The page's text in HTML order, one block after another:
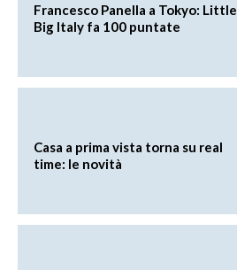
Francesco Panella a Tokyo: Little
Big Italy fa 100 puntate
Casa a prima vista torna su real
time: le novità